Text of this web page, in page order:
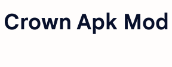
Apk Mod